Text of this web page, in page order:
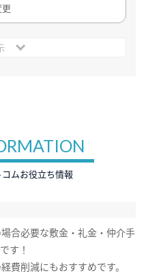
ムお役立ち情報
合必要な敷金・礼金・仲介手
す！
費削減にもおすすめです。